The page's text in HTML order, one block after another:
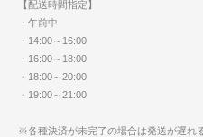
【配送時間指定】
・午前中
・14:00～16:00
・16:00～18:00
・18:00～20:00
・19:00～21:00
※各種決済が未完了の場合は発送が遅れ